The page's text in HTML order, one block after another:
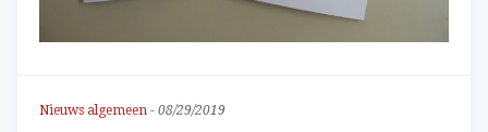
Nieuws algemeen - 08/29/2019